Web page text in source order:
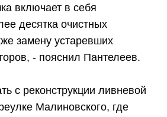
включает в себя
десятка очистных
замену устаревших
- пояснил Пантелеев.
с реконструкции ливневой
Малиновского, где